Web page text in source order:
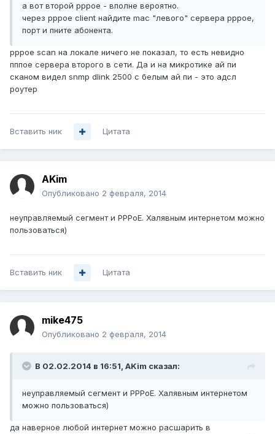
а вот второй pppoe - вполне вероятно.
через pppoe client найдите mac "левого" сервера pppoe,
порт и пните абонента.
pppoe scan на локале ничего не показал, то есть невидно
пппое сервера второго в сети. Да и на микротике ай пи
сканом видел snmp dlink 2500 с белым ай пи - это адсл
роутер
Вставить ник Цитата
AKim
Опубликовано 2 февраля, 2014
неуправляемый сегмент и PPPoE. Халявным интернетом можно
пользоваться)
Вставить ник Цитата
mike475
Опубликовано 2 февраля, 2014
В 02.02.2014 в 16:51, AKim сказал:
неуправляемый сегмент и PPPoE. Халявным интернетом
можно пользоваться)
да наверное любой интернет можно расшарить в